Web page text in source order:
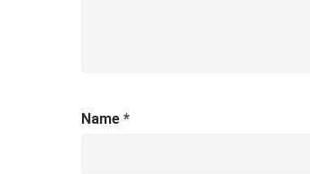
Name *